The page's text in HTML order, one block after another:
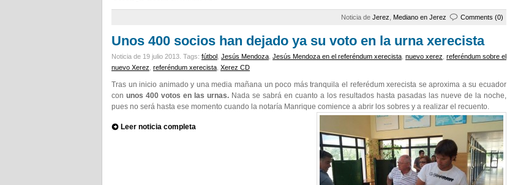
Noticia de Jerez Mediano en Jerez Comments (0)
Unos 400 socios han dejado ya su voto en la urna xerecista
Noticia de 19 julio 2013. Tags: fútbol Jesús Mendoza Jesús Mendoza en el referéndum xerecista nuevo xerez referéndum sobre el
nuevo Xerez referéndum xerecista Xerez CD
Tras un inicio animado y una media mañana un poco más tranquila el referédum xerecista se aproxima a su ecuador
con unos 400 votos en las urnas. Nada se sabrá en cuanto a los resultados hasta pasadas las nueve de la noche,
pues no será hasta ese momento cuando la notaría Manrique comience a abrir los sobres y a realizar el recuento.
Leer noticia completa